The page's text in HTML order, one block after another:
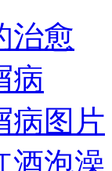
治愈
病
病图片
酒泡澡